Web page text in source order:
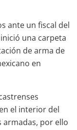
ante un fiscal del
una carpeta
de arma de
en
el interior del
armadas, por ello